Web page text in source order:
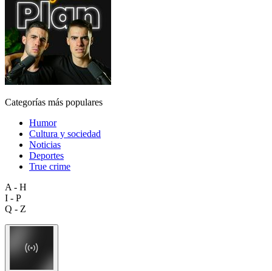
Categorías más populares
Humor
Cultura y sociedad
Noticias
Deportes
True crime
A - H
I - P
Q - Z